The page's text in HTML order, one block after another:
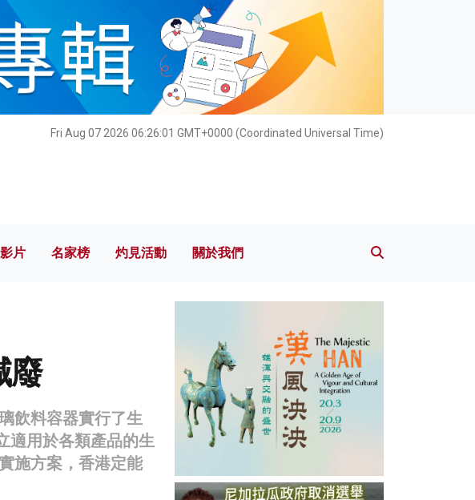
Fri Aug 07 2026 06:26:02 GMT+0000 (Coordinated Universal Time)
影片 名家榜 灼見活動 關於我們
影片 名家榜 灼見活動 關於我們
廢
飲料容器實行了生
適用於各類產品的生
施方案，香港定能